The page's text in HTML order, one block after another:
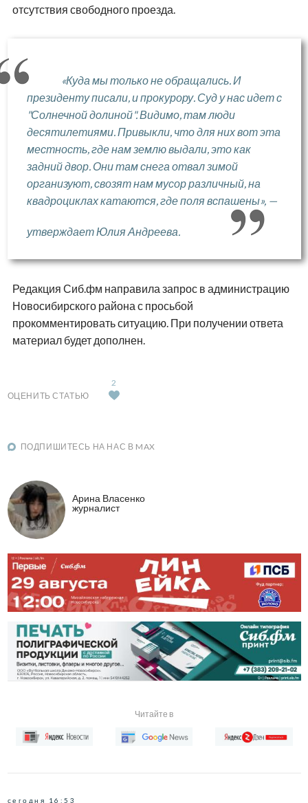
отсутствия свободного проезда.
«Куда мы только не обращались. И
президенту писали, и прокурору. Суд у нас идет с
"Солнечной долиной". Видимо, там люди
десятилетиями. Привыкли, что для них вот эта
местность, где нам землю выдали, это как
задний двор. Они там снега отвал зимой
организуют, свозят нам мусор различный, на
квадроциклах катаются, где поля вспашены», —
утверждает Юлия Андреева.
Редакция Сиб.фм направила запрос в администрацию
Новосибирского района с просьбой
прокомментировать ситуацию. При получении ответа
материал будет дополнен.
ОЦЕНИТЬ СТАТЬЮ
2
ПОДПИШИТЕСЬ НА НАС В MAX
Арина Власенко
журналист
Читайте в
сегодня 16:53